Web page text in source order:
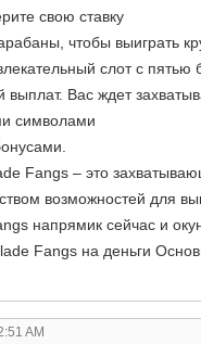
свою ставку
чтобы выиграть
слот с пятью
выплат. Вас ждет
символами
Fangs – это
возможностей для
напрямик сейчас и
Fangs на деньги
AM